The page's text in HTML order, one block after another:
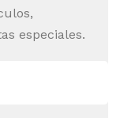
especiales.